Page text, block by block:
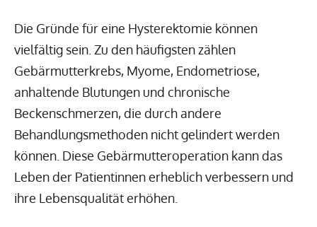
Die Gründe für eine Hysterektomie können
vielfältig sein. Zu den häufigsten zählen
Gebärmutterkrebs, Myome, Endometriose,
anhaltende Blutungen und chronische
Beckenschmerzen, die durch andere
Behandlungsmethoden nicht gelindert werden
können. Diese Gebärmutteroperation kann das
Leben der Patientinnen erheblich verbessern und
ihre Lebensqualität erhöhen.